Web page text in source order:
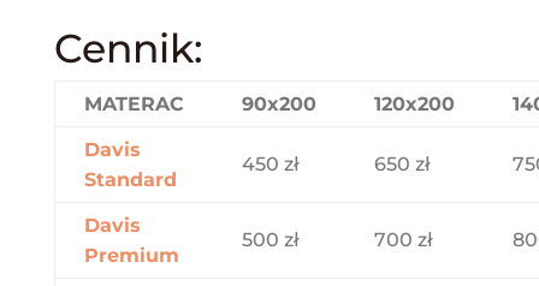
Cennik:
MATERAC 90x200 120x200
Davis
Standard
450 zł 650 zł
Davis
Premium
500 zł 700 zł